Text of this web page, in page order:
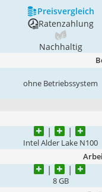
Preis­vergleich
Ratenzahlung
Nachhaltig
ohne Betriebssystem
Intel Alder Lake N100
8 GB